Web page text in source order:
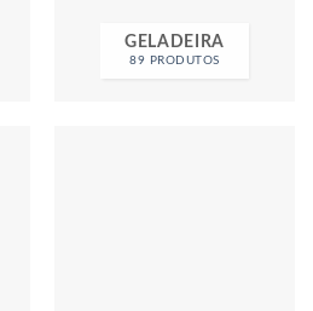
GELADEIRA
89 PRODUTOS